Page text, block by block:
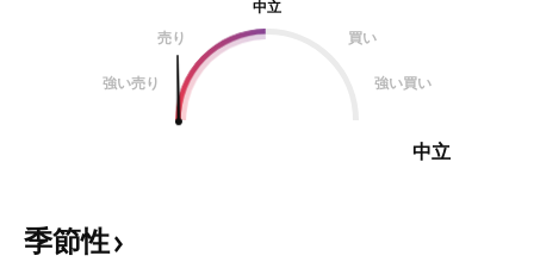
中立
売り
買い
強い売り 強い買い
中立
季節性